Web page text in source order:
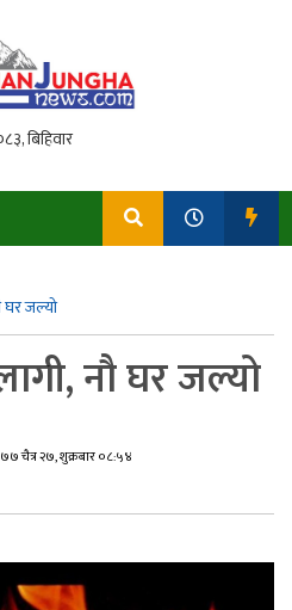
घर जल्यो
नौ घर जल्यो
चैत्र २७, शुक्रबार ०८:५४